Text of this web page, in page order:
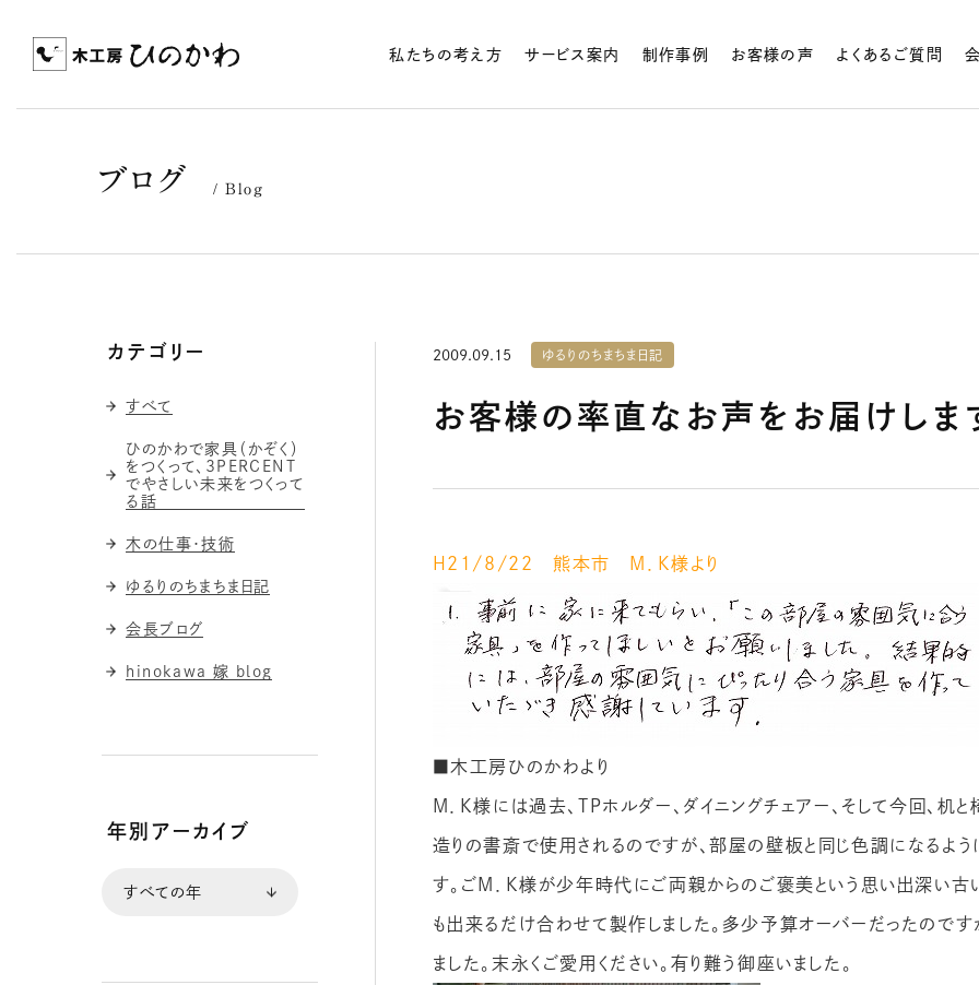
私たちの考え方 サービス案内 制作事例 お客様の声 よくあるご質問
ブログ Blog
2009.09.15 ゆるりのちまちま日記
H２１/８/22 熊本市 M．K様より
■木工房ひのかわより
M．K様には過去、ＴＰホルダー、ダイニングチェアー、そして今回、
造りの書斎で使用されるのですが、部屋の壁板と同じ色調になるよ
す。ごM．K様が少年時代にご両親からのご褒美という思い出深い古
も出来るだけ合わせて製作しました。多少予算オーバーだったので
ました。末永くご愛用ください。有り難う御座いました。
カテゴリー
すべて
ひのかわで家具（かぞく）
をつくって、3PERCENT
でやさしい未来をつくって
る話
木の仕事・技術
ゆるりのちまちま日記
会長ブログ
hinokawa 嫁 blog
年別アーカイブ